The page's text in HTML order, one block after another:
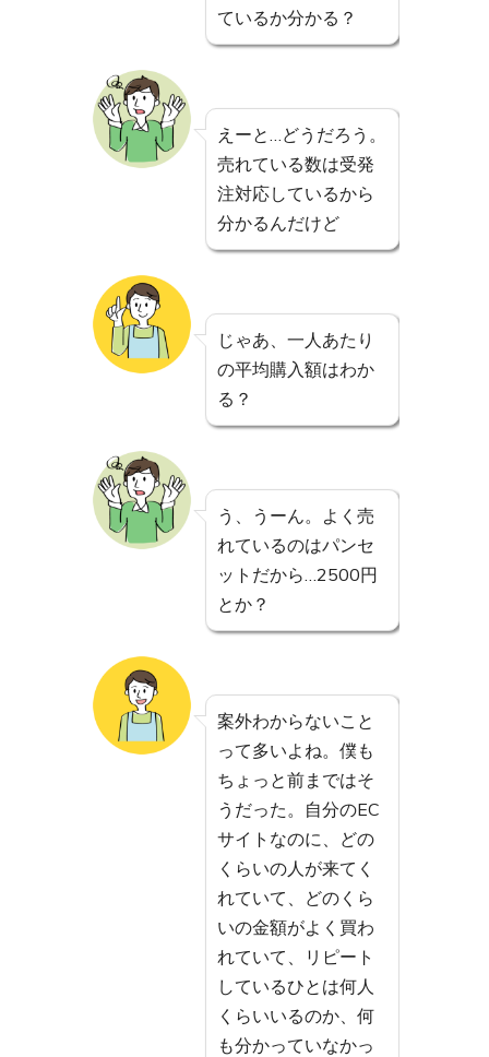
ているか分かる？
えーと…どうだろう。
売れている数は受発
注対応しているから
分かるんだけど
じゃあ、一人あたり
の平均購入額はわか
る？
う、うーん。よく売
れているのはパンセ
ットだから…2500円
とか？
案外わからないこと
って多いよね。僕も
ちょっと前まではそ
うだった。自分のEC
サイトなのに、どの
くらいの人が来てく
れていて、どのくら
いの金額がよく買わ
れていて、リピート
しているひとは何人
くらいいるのか、何
も分かっていなかっ